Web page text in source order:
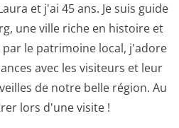
et j'ai 45 ans. Je suis guide
une ville riche en histoire et
le patrimoine local, j'adore
avec les visiteurs et leur
de notre belle région. Au
lors d'une visite !